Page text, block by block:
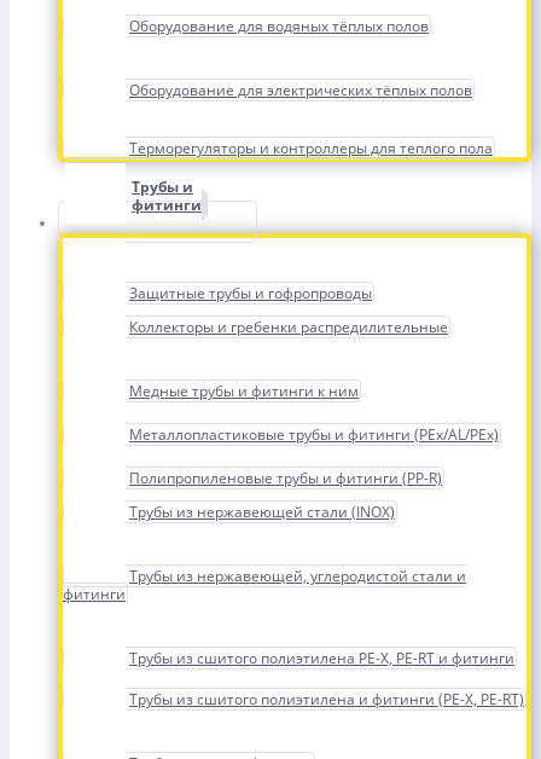
Оборудование для водяных тёплых полов
Оборудование для электрических тёплых полов
Терморегуляторы и контроллеры для теплого пола
Трубы и
фитинги
Защитные трубы и гофропроводы
Коллекторы и гребенки распредилительные
Медные трубы и фитинги к ним
Металлопластиковые трубы и фитинги (PEx/AL/PEx)
Полипропиленовые трубы и фитинги (PP-R)
Трубы из нержавеющей стали (INOX)
Трубы из нержавеющей, углеродистой стали и
фитинги
Трубы из сшитого полиэтилена PE-X, PE-RT и фитинги
Трубы из сшитого полиэтилена и фитинги (PE-X, PE-RT)